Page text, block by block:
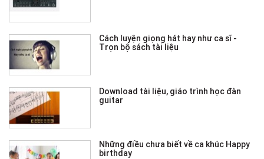
Cách luyện giọng hát hay như ca sĩ -
Trọn bộ sách tài liệu
Download tài liệu, giáo trình học đàn
guitar
Những điều chưa biết về ca khúc Happy
birthday